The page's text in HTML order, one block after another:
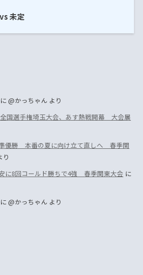
未定
@かっちゃんより
国選手権埼玉大会、あす熱戦開幕 大会展
優勝 本番の夏に向け立て直しへ 春季関
に8回コールド勝ちで4強 春季関東大会 に
@かっちゃんより